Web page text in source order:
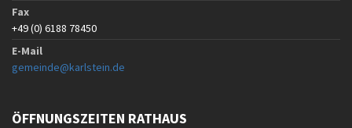
Fax
+49 (0) 6188 78450
E-Mail
gemeinde@karlstein.de
ÖFFNUNGSZEITEN RATHAUS